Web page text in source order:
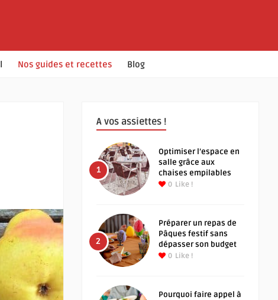
Nos guides et recettes Blog
A vos assiettes !
1
Optimiser l’espace en
salle grâce aux
chaises empilables
0 Like !
2
Préparer un repas de
Pâques festif sans
dépasser son budget
0 Like !
Pourquoi faire appel à